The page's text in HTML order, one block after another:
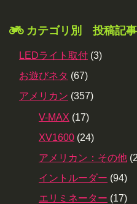
カテゴリ別 投稿記事
LEDライト取付 (3)
お遊びネタ (67)
アメリカン (357)
V-MAX (17)
XV1600 (24)
アメリカン：その他
イントルーダー (94)
エリミネーター (17)